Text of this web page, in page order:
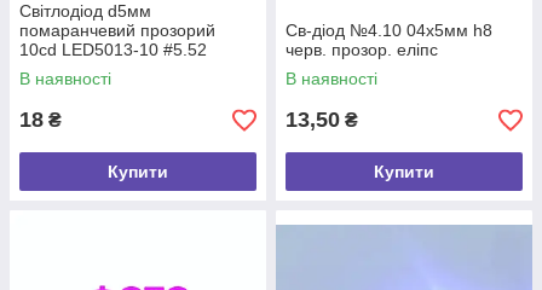
Світлодіод d5мм
помаранчевий прозорий
10cd LED5013-10 #5.52
В наявності
18 ₴
Купити
Св-діод №4.10 04х5мм h8
черв. прозор. еліпс
В наявності
13,50 ₴
Купити